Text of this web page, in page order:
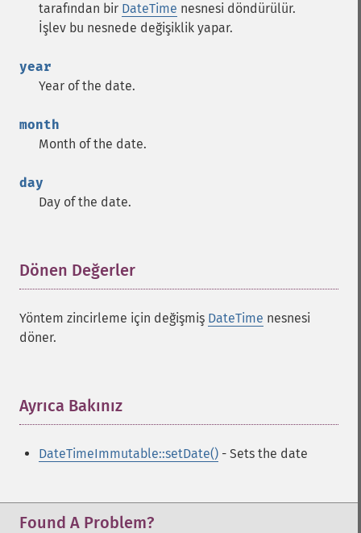
tarafından bir DateTime nesnesi döndürülür.
İşlev bu nesnede değişiklik yapar.
year
Year of the date.
month
Month of the date.
day
Day of the date.
Dönen Değerler
Yöntem zincirleme için değişmiş DateTime nesnesi
döner.
Ayrıca Bakınız
DateTimeImmutable::setDate() - Sets the date
Found A Problem?